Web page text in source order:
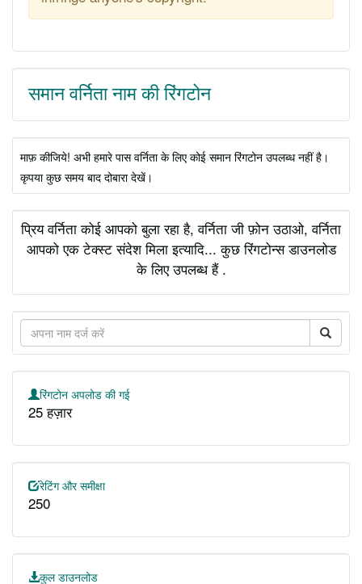
समान वर्निता नाम की रिंगटोन
माफ़ कीजिये! अभी हमारे पास वर्निता के लिए कोई समान रिंगटोन उपलब्ध नहीं है।
कृपया कुछ समय बाद दोबारा देखें।
प्रिय वर्निता कोई आपको बुला रहा है, वर्निता जी फ़ोन उठाओ, वर्निता
आपको एक टेक्स्ट संदेश मिला इत्यादि... कुछ रिंगटोन्स डाउनलोड
के लिए उपलब्ध हैं .
रिंगटोन अपलोड की गई
25 हज़ार
रेटिंग और समीक्षा
250
कुल डाउनलोड